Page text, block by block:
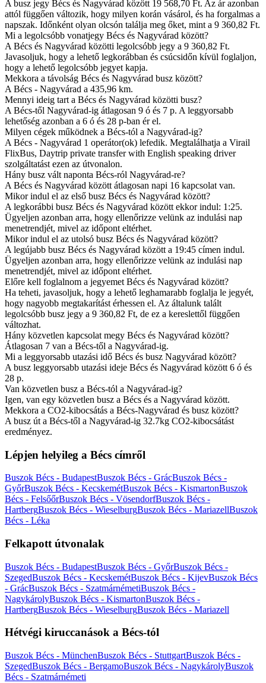
A busz jegy Bécs és Nagyvárad között 19 568,70 Ft. Az ár azonban
attól függően változik, hogy milyen korán vásárol, és ha forgalmas a
napszak. Időnként olyan olcsón találja meg őket, mint a 9 360,82 Ft.
Mi a legolcsóbb vonatjegy Bécs és Nagyvárad között?
A Bécs és Nagyvárad közötti legolcsóbb jegy a 9 360,82 Ft.
Javasoljuk, hogy a lehető legkorábban és csúcsidőn kívül foglaljon,
hogy a lehető legolcsóbb jegyet kapja.
Mekkora a távolság Bécs és Nagyvárad busz között?
A Bécs - Nagyvárad a 435,96 km.
Mennyi ideig tart a Bécs és Nagyvárad közötti busz?
A Bécs-től Nagyvárad-ig átlagosan 9 ó és 7 p. A leggyorsabb
lehetőség azonban a 6 ó és 28 p-ban ér el.
Milyen cégek működnek a Bécs-tól a Nagyvárad-ig?
A Bécs - Nagyvárad 1 operátor(ok) lefedik. Megtalálhatja a Virail
FlixBus, Daytrip private transfer with English speaking driver
szolgáltatást ezen az útvonalon.
Hány busz vált naponta Bécs-ról Nagyvárad-re?
A Bécs és Nagyvárad között átlagosan napi 16 kapcsolat van.
Mikor indul el az első busz Bécs és Nagyvárad között?
A legkorábbi busz Bécs és Nagyvárad között ekkor indul: 1:25.
Ügyeljen azonban arra, hogy ellenőrizze velünk az indulási nap
menetrendjét, mivel az időpont eltérhet.
Mikor indul el az utolsó busz Bécs és Nagyvárad között?
A legújabb busz Bécs és Nagyvárad között a 19:45 címen indul.
Ügyeljen azonban arra, hogy ellenőrizze velünk az indulási nap
menetrendjét, mivel az időpont eltérhet.
Előre kell foglalnom a jegyemet Bécs és Nagyvárad között?
Ha teheti, javasoljuk, hogy a lehető leghamarabb foglalja le jegyét,
hogy nagyobb megtakarítást érhessen el. Az általunk talált
legolcsóbb busz jegy a 9 360,82 Ft, de ez a kereslettől függően
változhat.
Hány közvetlen kapcsolat megy Bécs és Nagyvárad között?
Átlagosan 7 van a Bécs-től a Nagyvárad-ig.
Mi a leggyorsabb utazási idő Bécs és busz Nagyvárad között?
A busz leggyorsabb utazási ideje Bécs és Nagyvárad között 6 ó és
28 p.
Van közvetlen busz a Bécs-tól a Nagyvárad-ig?
Igen, van egy közvetlen busz a Bécs és a Nagyvárad között.
Mekkora a CO2-kibocsátás a Bécs-Nagyvárad és busz között?
A busz út a Bécs-től a Nagyvárad-ig 32.7kg CO2-kibocsátást
eredményez.
Lépjen helyileg a Bécs címről
Buszok Bécs - BudapestBuszok Bécs - GrácBuszok Bécs -
GyőrBuszok Bécs - KecskemétBuszok Bécs - KismartonBuszok
Bécs - FelsőőrBuszok Bécs - VösendorfBuszok Bécs -
HartbergBuszok Bécs - WieselburgBuszok Bécs - MariazellBuszok
Bécs - Léka
Felkapott útvonalak
Buszok Bécs - BudapestBuszok Bécs - GyőrBuszok Bécs -
SzegedBuszok Bécs - KecskemétBuszok Bécs - KijevBuszok Bécs
- GrácBuszok Bécs - SzatmárnémetiBuszok Bécs -
NagykárolyBuszok Bécs - KismartonBuszok Bécs -
HartbergBuszok Bécs - WieselburgBuszok Bécs - Mariazell
Hétvégi kiruccanások a Bécs-tól
Buszok Bécs - MünchenBuszok Bécs - StuttgartBuszok Bécs -
SzegedBuszok Bécs - BergamoBuszok Bécs - NagykárolyBuszok
Bécs - Szatmárnémeti